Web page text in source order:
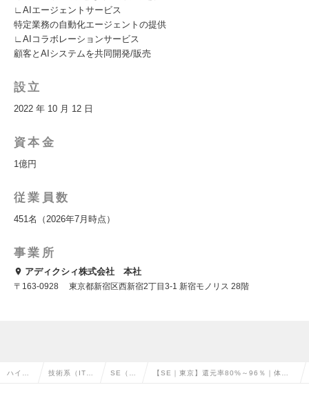
∟AIエージェントサービス
特定業務の⾃動化エージェントの提供
∟AIコラボレーションサービス
顧客とAIシステムを共同開発/販売
設立
2022 年 10 月 12 日
資本金
1億円
従業員数
451名（2026年7月時点）
事業所
アディクシィ株式会社 本社
〒163-0928 東京都新宿区西新宿2丁目3-1 新宿モノリス 28階
ハイク 技術系（IT・ SE（汎 【SE｜東京】還元率80%～96％｜体制